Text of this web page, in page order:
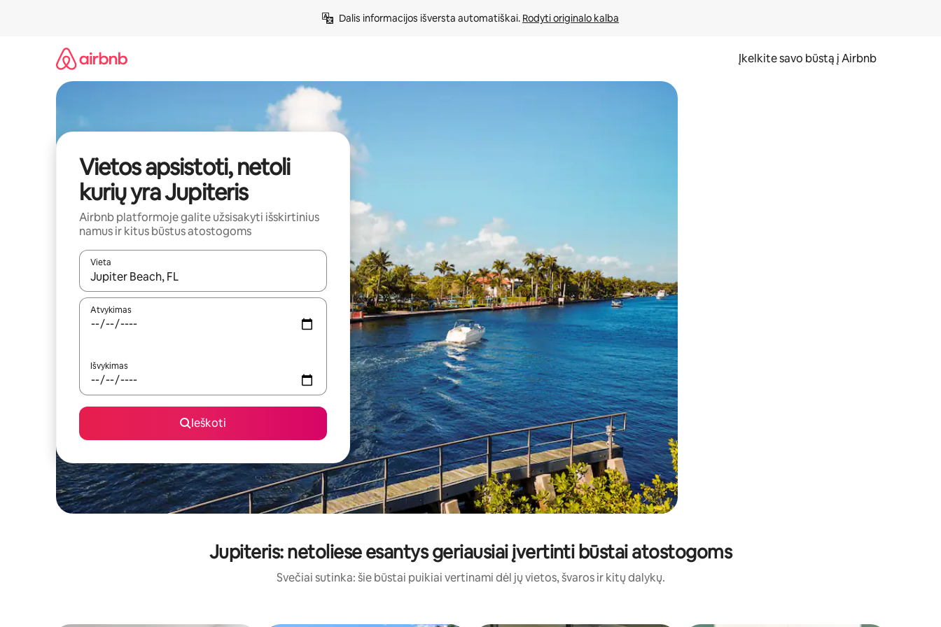
Dalis informacijos išversta automatiškai. Rodyti originalo kalba
Įkelkite savo būstą į Airbnb
Vietos apsistoti, netoli
kurių yra Jupiteris
Airbnb platformoje galite užsisakyti išskirtinius
namus ir kitus būstus atostogoms
Vieta
Kai pasirodys paieškos rezultatai, juos naršyti galite naudodami rodykles aukštyn ir žemyn arba liesdami ir braukdami per ekraną.
Atvykimas
Išvykimas
Ieškoti
Jupiteris: netoliese esantys geriausiai įvertinti būstai atostogoms
Svečiai sutinka: šie būstai puikiai vertinami dėl jų vietos, švaros ir kitų dalykų.